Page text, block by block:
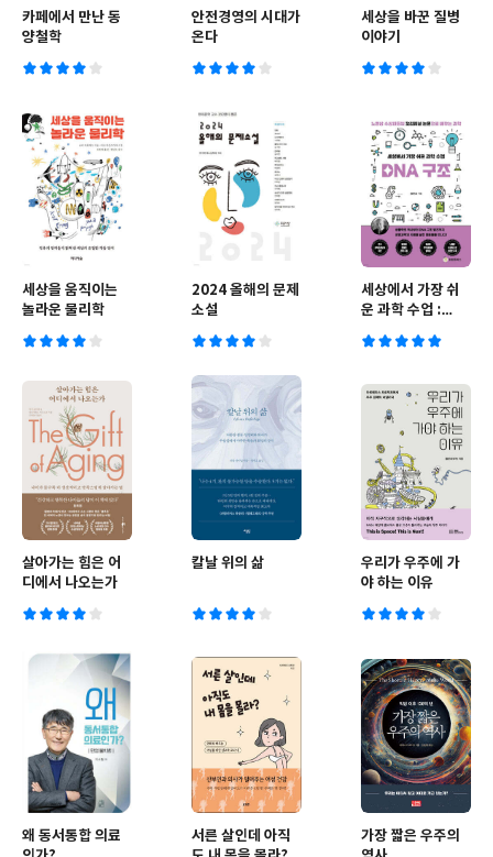
카페에서 만난 동
양철학
안전경영의 시대가
온다
세상을 바꾼 질병
이야기
세상을 움직이는
놀라운 물리학
2024 올해의 문제
소설
세상에서 가장 쉬
운 과학 수업 :
살아가는 힘은 어
디에서 나오는가
칼날 위의 삶
우리가 우주에 가
야 하는 이유
왜 동서통합 의료
서른 살인데 아직
가장 짧은 우주의